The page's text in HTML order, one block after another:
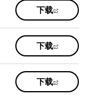
new
tab)
下载(opens
in
a
new
tab)
下载(opens
in
a
new
tab)
下载(opens
in